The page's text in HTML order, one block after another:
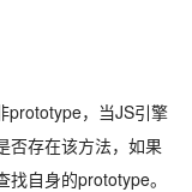
prototype，当JS引擎
否存在该方法，如果
自身的prototype。